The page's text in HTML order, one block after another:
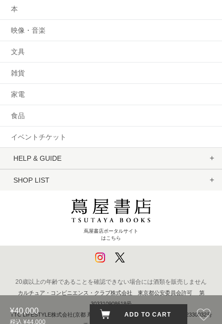
¥40,000
税込 ¥44,000
ADD TO CART
本
映像・音楽
文具
雑貨
家電
食品
イベントチケット
HELP & GUIDE
SHOP LIST
蔦屋書店ポータルサイト
はこちら
20歳以上の年齢であることを確認できない場合には酒類を販売しません
カルチュア・コンビニエンス・クラブ株式会社 東京都公安委員会許可 第
303310908618号
TTC LIFESTYLE株式会社(京都 蔦屋書店) 京都府公安委員会 第611262330032号